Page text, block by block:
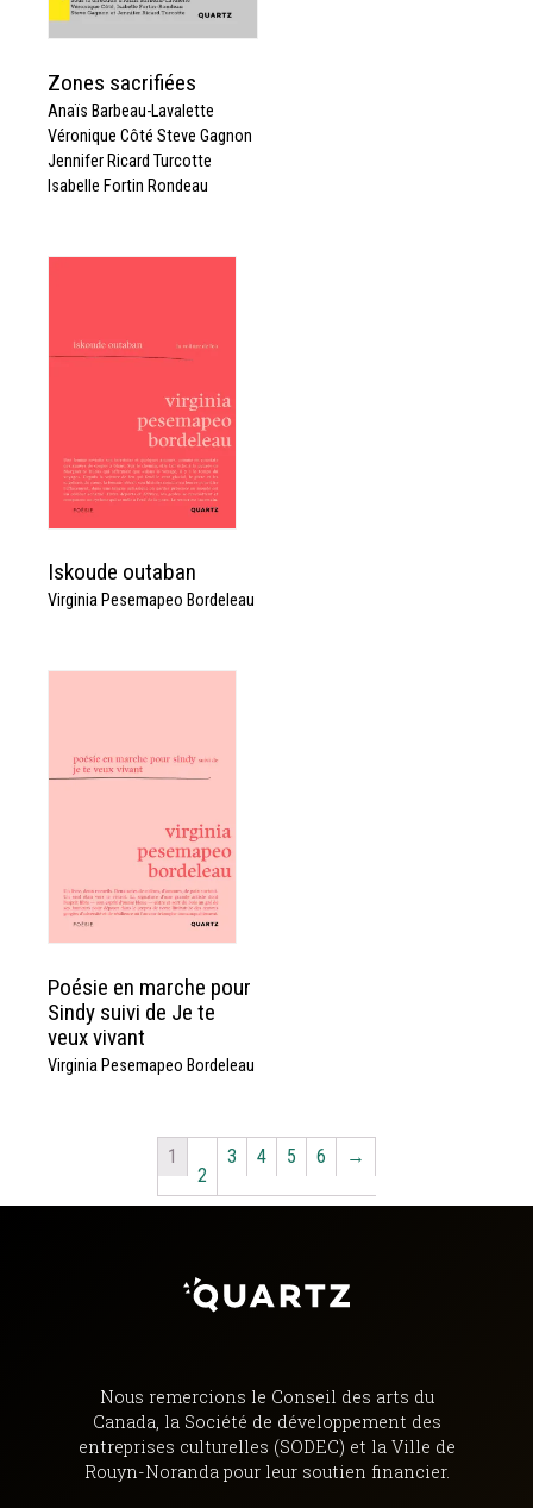
Zones sacrifiées
Anaïs Barbeau-Lavalette
Véronique Côté Steve Gagnon
Jennifer Ricard Turcotte
Isabelle Fortin Rondeau
Iskoude outaban
Virginia Pesemapeo Bordeleau
Poésie en marche pour
Sindy suivi de Je te
veux vivant
Virginia Pesemapeo Bordeleau
1
2
3 4 5 6 →
Nous remercions le Conseil des arts du
Canada, la Société de développement des
entreprises culturelles (SODEC) et la Ville de
Rouyn-Noranda pour leur soutien financier.